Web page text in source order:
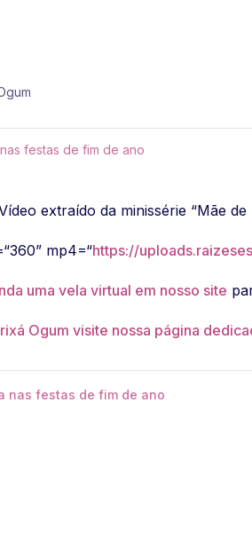
festas de fim de ano
extraído da minissérie “Mãe
mp4=“https://
uma vela virtual em nosso site
Ogum visite nossa página
nas festas de fim de ano